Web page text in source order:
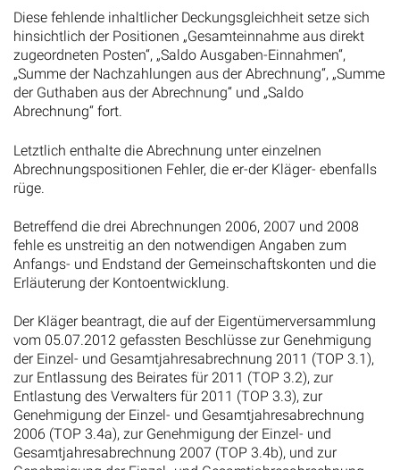
Diese fehlende inhaltlicher Deckungsgleichheit setze sich
hinsichtlich der Positionen „Gesamteinnahme aus direkt
zugeordneten Posten“, „Saldo Ausgaben-Einnahmen“,
„Summe der Nachzahlungen aus der Abrechnung“, „Summe
der Guthaben aus der Abrechnung“ und „Saldo
Abrechnung“ fort.
Letztlich enthalte die Abrechnung unter einzelnen
Abrechnungspositionen Fehler, die er-der Kläger- ebenfalls
rüge.
Betreffend die drei Abrechnungen 2006, 2007 und 2008
fehle es unstreitig an den notwendigen Angaben zum
Anfangs- und Endstand der Gemeinschaftskonten und die
Erläuterung der Kontoentwicklung.
Der Kläger beantragt, die auf der Eigentümerversammlung
vom 05.07.2012 gefassten Beschlüsse zur Genehmigung
der Einzel- und Gesamtjahresabrechnung 2011 (TOP 3.1),
zur Entlassung des Beirates für 2011 (TOP 3.2), zur
Entlastung des Verwalters für 2011 (TOP 3.3), zur
Genehmigung der Einzel- und Gesamtjahresabrechnung
2006 (TOP 3.4a), zur Genehmigung der Einzel- und
Gesamtjahresabrechnung 2007 (TOP 3.4b), und zur